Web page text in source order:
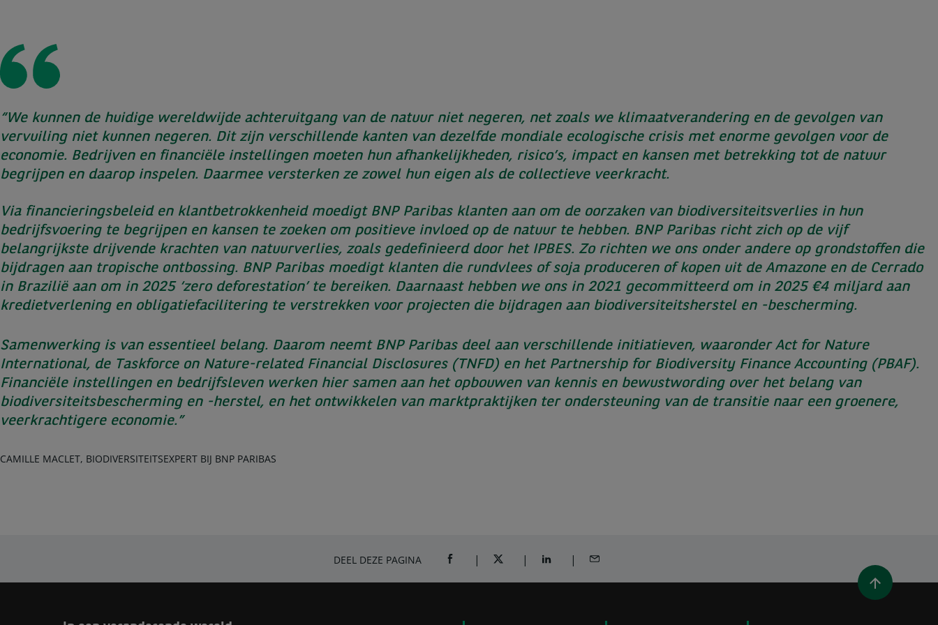
“We kunnen de huidige wereldwijde achteruitgang van de natuur niet negeren, net zoals we klimaatverandering en de gevolgen van
vervuiling niet kunnen negeren. Dit zijn verschillende kanten van dezelfde mondiale ecologische crisis met enorme gevolgen voor de
economie. Bedrijven en financiële instellingen moeten hun afhankelijkheden, risico’s, impact en kansen met betrekking tot de natuur
begrijpen en daarop inspelen. Daarmee versterken ze zowel hun eigen als de collectieve veerkracht.
Via financieringsbeleid en klantbetrokkenheid moedigt BNP Paribas klanten aan om de oorzaken van biodiversiteitsverlies in hun
bedrijfsvoering te begrijpen en kansen te zoeken om positieve invloed op de natuur te hebben. BNP Paribas richt zich op de vijf
belangrijkste drijvende krachten van natuurverlies, zoals gedefinieerd door het IPBES. Zo richten we ons onder andere op grondstoffen die
bijdragen aan tropische ontbossing. BNP Paribas moedigt klanten die rundvlees of soja produceren of kopen uit de Amazone en de Cerrado
in Brazilië aan om in 2025 ‘zero deforestation’ te bereiken. Daarnaast hebben we ons in 2021 gecommitteerd om in 2025 €4 miljard aan
kredietverlening en obligatiefacilitering te verstrekken voor projecten die bijdragen aan biodiversiteitsherstel en -bescherming.
Samenwerking is van essentieel belang. Daarom neemt BNP Paribas deel aan verschillende initiatieven, waaronder Act for Nature
International, de Taskforce on Nature-related Financial Disclosures (TNFD) en het Partnership for Biodiversity Finance Accounting (PBAF).
Financiële instellingen en bedrijfsleven werken hier samen aan het opbouwen van kennis en bewustwording over het belang van
biodiversiteitsbescherming en -herstel, en het ontwikkelen van marktpraktijken ter ondersteuning van de transitie naar een groenere,
veerkrachtigere economie.”
CAMILLE MACLET, BIODIVERSITEITSEXPERT BIJ BNP PARIBAS
DEEL DEZE PAGINA DEEL OP FACEBOOK (OPENT IN NIEUW VENSTER)
DEEL OP TWITTER (OPENT IN NIEUW VENSTER)
DEEL OP LINKEDIN (OPENT IN NIEUW VENSTER)
DEEL VIA EMAIL